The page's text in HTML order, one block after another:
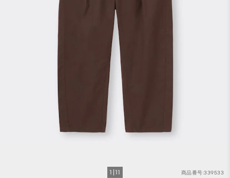
商品番号:339533
1 11